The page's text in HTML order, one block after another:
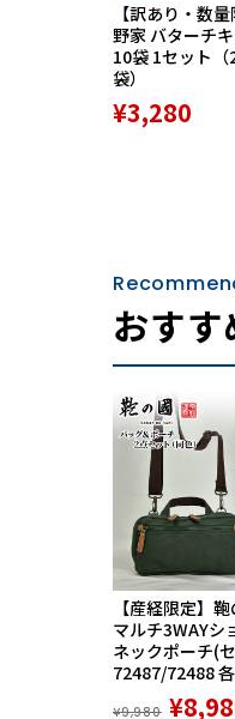
【訳あり・数
野家 バターチ
10袋 1セット
袋）
¥3,280
おす
【産経限定】
マルチ3WAYシ
ネックポーチ(
72487/72488
¥9,980